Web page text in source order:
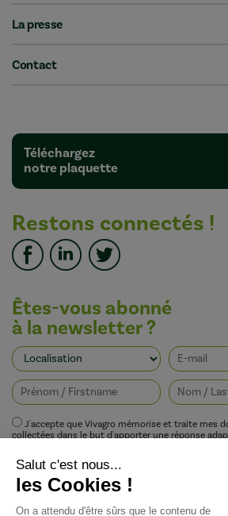
La presse
Contact
Téléchargez
notre plaquette
Restons connectés !
Êtes-vous abonné
à la newsletter ?
J'accepte que Vivagro mémorise et traite mes
collectées dans le but d'apporter une réponse
conformément à la politique de protection de la vie
I agree that Vivagro stores and processes my
to provide an appropriate response to my request
Vivagro's privacy policy.